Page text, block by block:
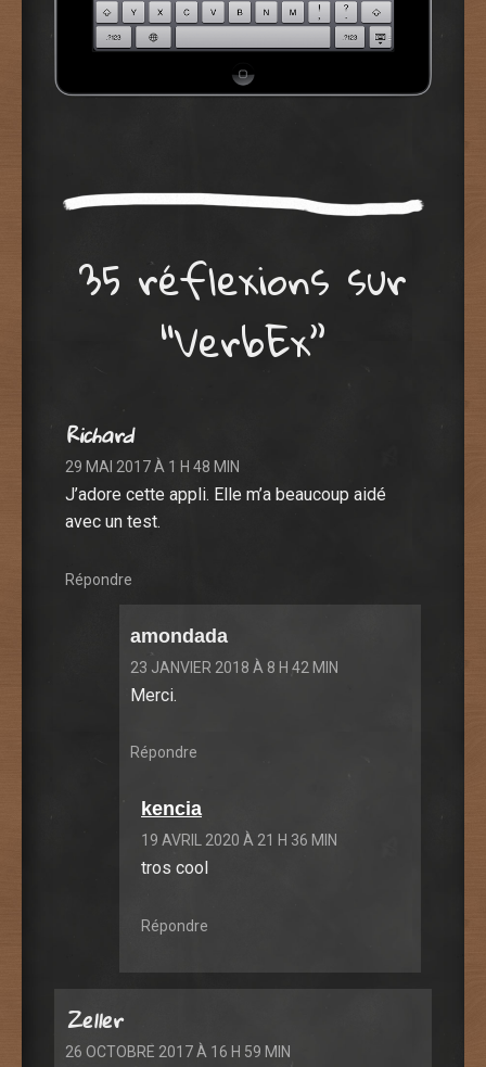
35 réflexions sur
“VerbEx”
Richard
29 MAI 2017 À 1 H 48 MIN
J’adore cette appli. Elle m’a beaucoup aidé
avec un test.
Répondre
amondada
23 JANVIER 2018 À 8 H 42 MIN
Merci.
Répondre
kencia
19 AVRIL 2020 À 21 H 36 MIN
tros cool
Répondre
Zeller
26 OCTOBRE 2017 À 16 H 59 MIN